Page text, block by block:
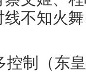
不知火
控制（东